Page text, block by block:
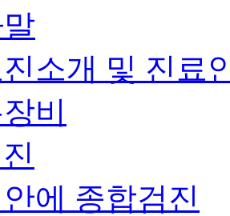
소개 및 진료
비
에 종합검진